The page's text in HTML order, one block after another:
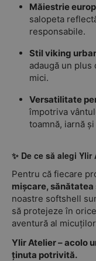
Măiestrie
salopeta
responsabile.
Stil viking
adaugă un
mici.
Versatilitate
împotriva
toamnă, iarnă
✨ De ce să alegi Ylir
Pentru că fiecare
mișcare,
noastre softshell
să protejeze în
aventură al
Ylir Atelier – acolo
ținuta potrivită.